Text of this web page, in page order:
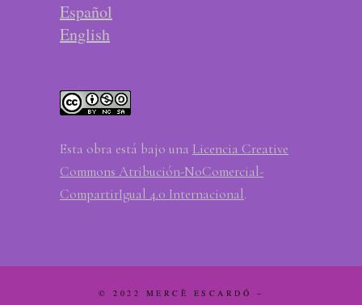
Español
English
Esta obra está bajo una Licencia Creative
Commons Atribución-NoComercial-
CompartirIgual 4.0 Internacional.
© 2022 MERCÈ ESCARDÓ –